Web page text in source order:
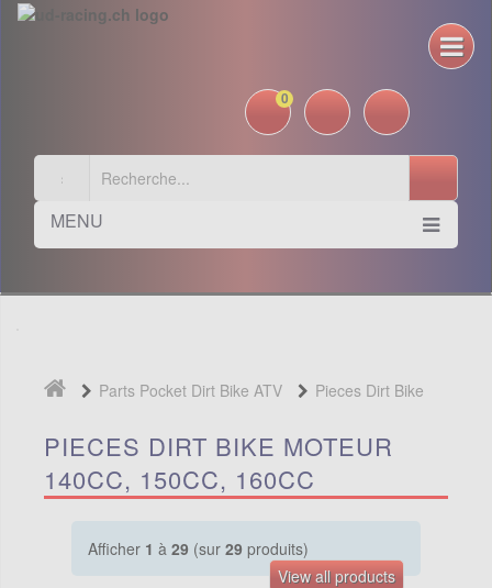
0
MENU
Parts Pocket Dirt Bike ATV
Pieces Dirt Bike
Moteur 140cc, 150cc, 160cc
PIECES DIRT BIKE MOTEUR
140CC, 150CC, 160CC
Afficher 1 à 29 (sur 29 produits)
View all products